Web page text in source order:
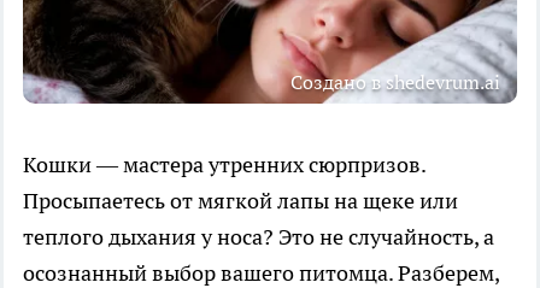
Создано в shedevrum.ai
Кошки — мастера утренних сюрпризов.
Просыпаетесь от мягкой лапы на щеке или
теплого дыхания у носа? Это не случайность, а
осознанный выбор вашего питомца. Разберем,